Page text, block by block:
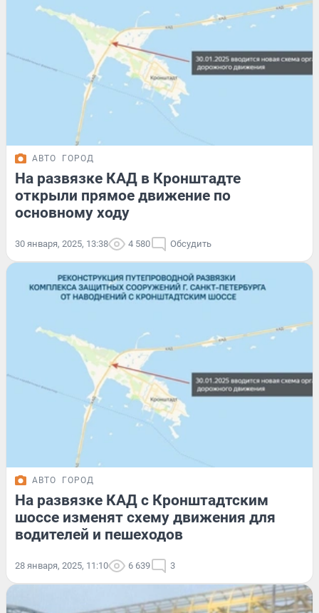
АВТО ГОРОД
На развязке КАД в Кронштадте
открыли прямое движение по
основному ходу
30 января, 2025, 13:38 4 580 Обсудить
АВТО ГОРОД
На развязке КАД с Кронштадтским
шоссе изменят схему движения для
водителей и пешеходов
28 января, 2025, 11:10 6 639 3